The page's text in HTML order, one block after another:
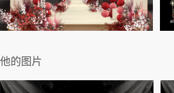
他的图片